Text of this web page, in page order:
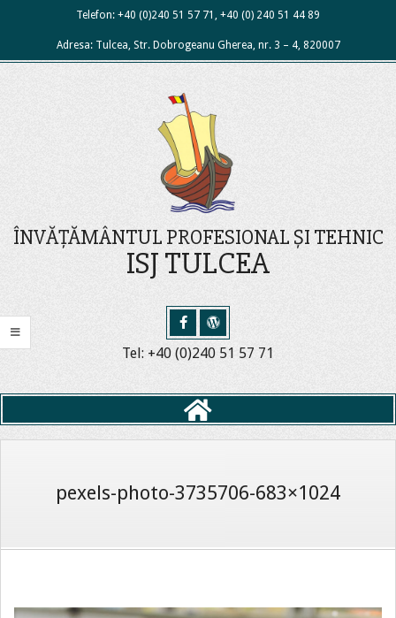
Telefon: +40 (0)240 51 57 71, +40 (0) 240 51 44 89
Adresa: Tulcea, Str. Dobrogeanu Gherea, nr. 3 – 4, 820007
ÎNVĂȚĂMÂNTUL PROFESIONAL ȘI TEHNIC
ISJ TULCEA
Tel: +40 (0)240 51 57 71
Primary
pexels-photo-3735706-683×1024